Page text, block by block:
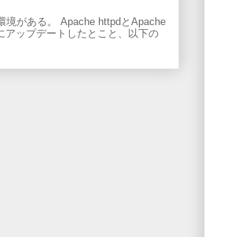
境がある。 Apache httpdとApache
ップデートしたとこと、以下の